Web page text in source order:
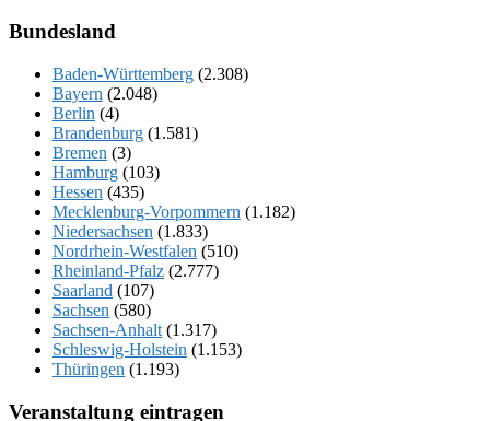
Bundesland
Baden-Württemberg (2.308)
Bayern (2.048)
Berlin (4)
Brandenburg (1.581)
Bremen (3)
Hamburg (103)
Hessen (435)
Mecklenburg-Vorpommern (1.182)
Niedersachsen (1.833)
Nordrhein-Westfalen (510)
Rheinland-Pfalz (2.777)
Saarland (107)
Sachsen (580)
Sachsen-Anhalt (1.317)
Schleswig-Holstein (1.153)
Thüringen (1.193)
Veranstaltung eintragen